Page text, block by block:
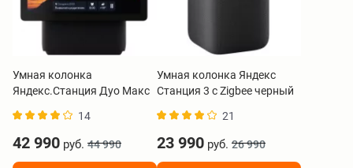
Умная колонка
Яндекс.Станция Дуо Макс
14
42 990 руб. 44 990
Умная колонка Яндекс
Станция 3 с Zigbee черный
21
23 990 руб. 26 990